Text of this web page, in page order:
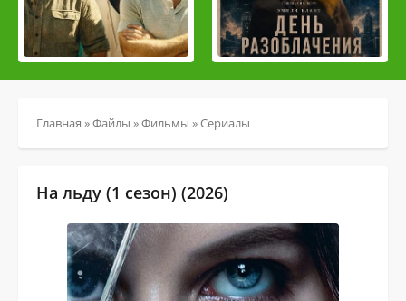
Главная »Файлы »Фильмы »Сериалы
На льду (1 сезон) (2026)